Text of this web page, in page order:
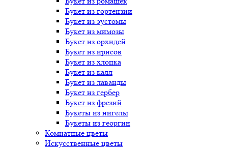
Букет из гортензии
Букет из эустомы
Букет из мимозы
Букет из орхидей
Букет из ирисов
Букет из хлопка
Букет из калл
Букет из лаванды
Букет из гербер
Букет из фрезий
Букеты из нигелы
Букеты из георгин
Комнатные цветы
Искусственные цветы